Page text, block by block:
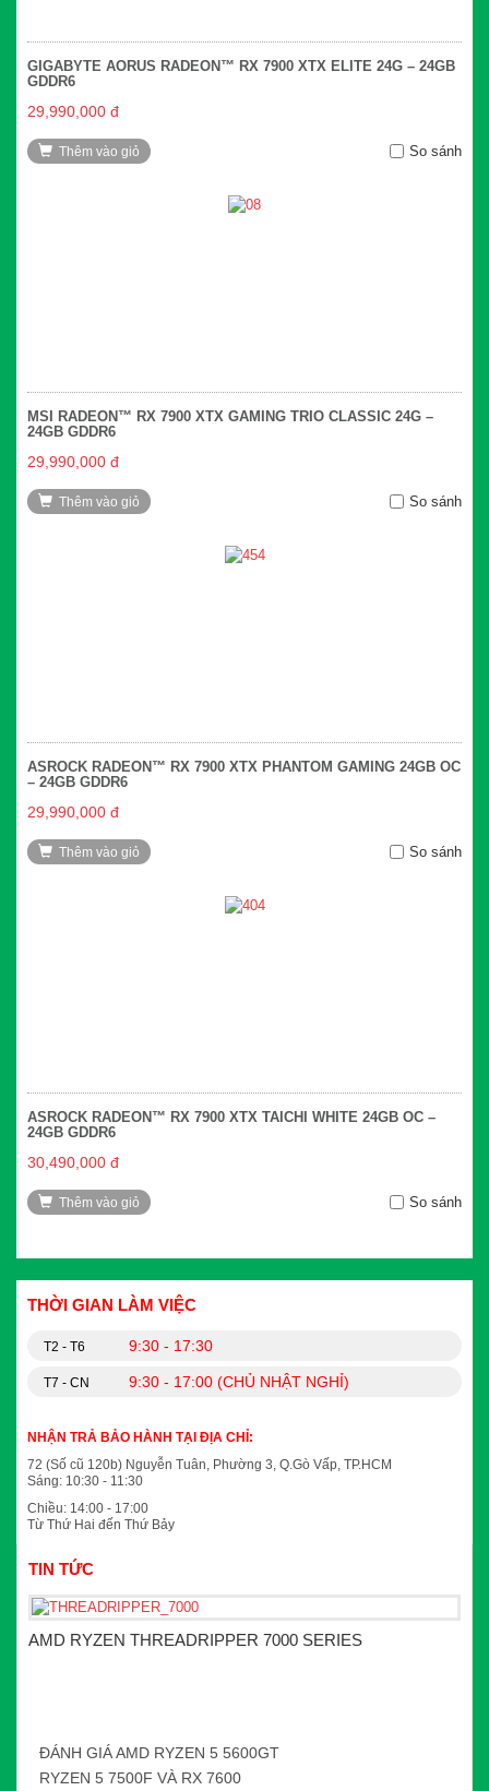
GIGABYTE AORUS RADEON™ RX 7900 XTX ELITE 24G – 24GB
GDDR6
29,990,000 đ
Thêm vào giỏ So sánh
MSI RADEON™ RX 7900 XTX GAMING TRIO CLASSIC 24G –
24GB GDDR6
29,990,000 đ
Thêm vào giỏ So sánh
ASROCK RADEON™ RX 7900 XTX PHANTOM GAMING 24GB OC
– 24GB GDDR6
29,990,000 đ
Thêm vào giỏ So sánh
ASROCK RADEON™ RX 7900 XTX TAICHI WHITE 24GB OC –
24GB GDDR6
30,490,000 đ
Thêm vào giỏ So sánh
THỜI GIAN LÀM VIỆC
T2 - T6 9:30 - 17:30
T7 - CN 9:30 - 17:00 (CHỦ NHẬT NGHỈ)
NHẬN TRẢ BẢO HÀNH TẠI ĐỊA CHỈ:
72 (Số cũ 120b) Nguyễn Tuân, Phường 3, Q.Gò Vấp, TP.HCM
Sáng: 10:30 - 11:30
Chiều: 14:00 - 17:00
Từ Thứ Hai đến Thứ Bảy
TIN TỨC
AMD RYZEN THREADRIPPER 7000 SERIES
ĐÁNH GIÁ AMD RYZEN 5 5600GT
RYZEN 5 7500F VÀ RX 7600